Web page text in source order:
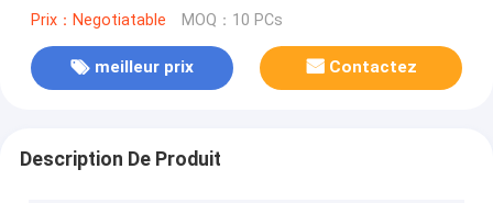
de fibre au mâle de LC
Prix：Negotiatable MOQ：10 PCs
meilleur prix Contactez
Description De Produit